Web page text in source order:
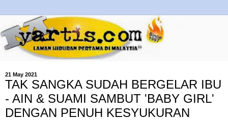
21 May 2021
TAK SANGKA SUDAH BERGELAR IBU
- AIN & SUAMI SAMBUT 'BABY GIRL'
DENGAN PENUH KESYUKURAN